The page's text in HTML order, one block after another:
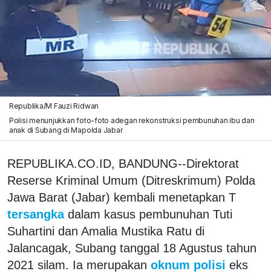
Republika/M Fauzi Ridwan
Polisi menunjukkan foto-foto adegan rekonstruksi pembunuhan ibu dan
anak di Subang di Mapolda Jabar
REPUBLIKA.CO.ID, BANDUNG--Direktorat
Reserse Kriminal Umum (Ditreskrimum) Polda
Jawa Barat (Jabar) kembali menetapkan T
tersangka dalam kasus pembunuhan Tuti
Suhartini dan Amalia Mustika Ratu di
Jalancagak, Subang tanggal 18 Agustus tahun
2021 silam. Ia merupakan oknum polisi eks